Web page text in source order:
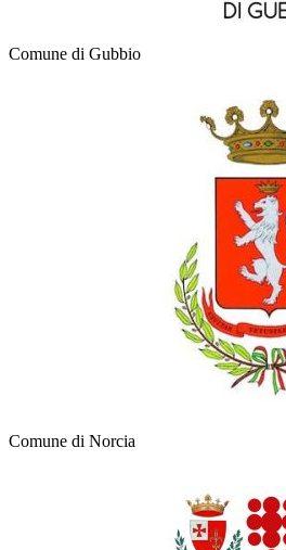
Comune di Gubbio
Comune di Norcia